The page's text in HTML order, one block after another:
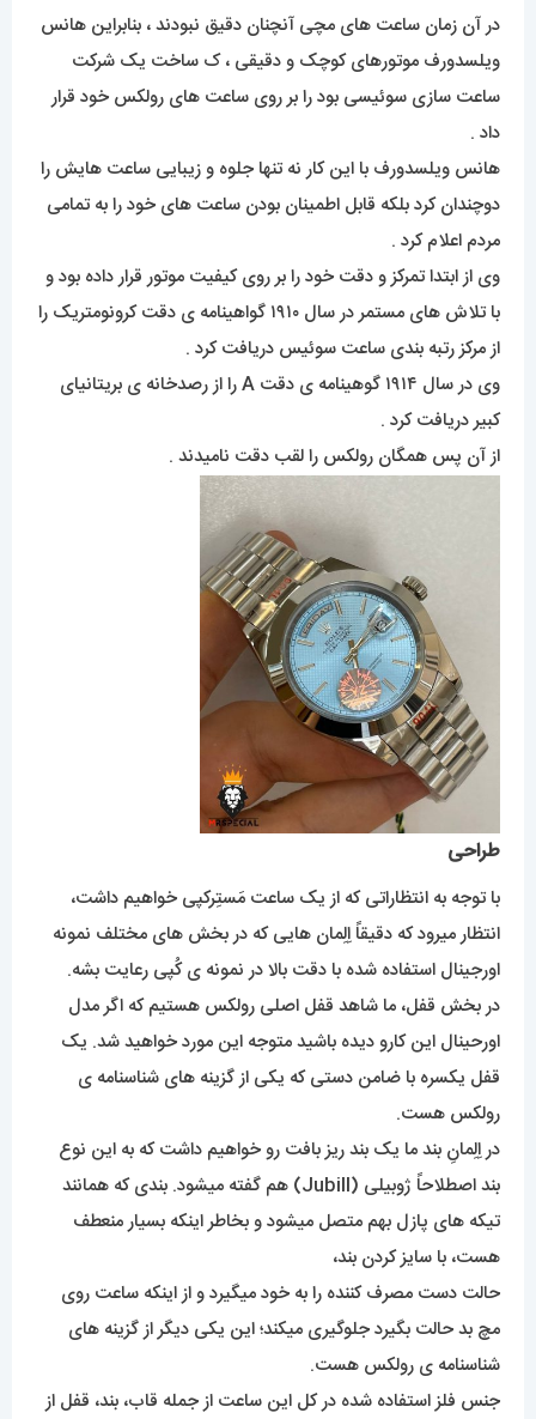
در آن زمان ساعت های مچی آنچنان دقیق نبودند ، بنابراین هانس
ویلسدورف موتورهای کوچک و دقیقی ، ک ساخت یک شرکت
ساعت سازی سوئیسی بود را بر روی ساعت های رولکس خود قرار
داد .
هانس ویلسدورف با این کار نه تنها جلوه و زیبایی ساعت هایش را
دوچندان کرد بلکه قابل اطمینان بودن ساعت های خود را به تمامی
مردم اعلام کرد .
وی از ابتدا تمرکز و دقت خود را بر روی کیفیت موتور قرار داده بود و
با تلاش های مستمر در سال ۱۹۱۰ گواهینامه ی دقت کرونومتریک را
از مرکز رتبه بندی ساعت سوئیس دریافت کرد .
وی در سال ۱۹۱۴ گوهینامه ی دقت A را از رصدخانه ی بریتانیای
کبیر دریافت کرد .
از آن پس همگان رولکس را لقب دقت نامیدند .
طراحی
با توجه به انتظاراتی که از یک ساعت مَستِرکپی خواهیم داشت،
انتظار میرود که دقیقاً اِلِمان هایی که در بخش های مختلف نمونه
اورجینال استفاده شده با دقت بالا در نمونه ی کُپی رعایت بشه.
در بخش قفل، ما شاهد قفل اصلی رولکس هستیم که اگر مدل
اورحینال این کارو دیده باشید متوجه این مورد خواهید شد. یک
قفل یکسره با ضامن دستی که یکی از گزینه های شناسنامه ی
رولکس هست.
در اِلِمانِ بند ما یک بند ریز بافت رو خواهیم داشت که به این نوع
بند اصطلاحاً ژوبیلی (Jubill) هم گفته میشود. بندی که همانند
تیکه های پازل بهم متصل میشود و بخاطر اینکه بسیار منعطف
هست، با سایز کردن بند،
حالت دست مصرف کننده را به خود میگیرد و از اینکه ساعت روی
مچ بد حالت بگیرد جلوگیری میکند؛ این یکی دیگر از گزینه های
شناسنامه ی رولکس هست.
جنس فلز استفاده شده در کل این ساعت از جمله قاب، بند، قفل از